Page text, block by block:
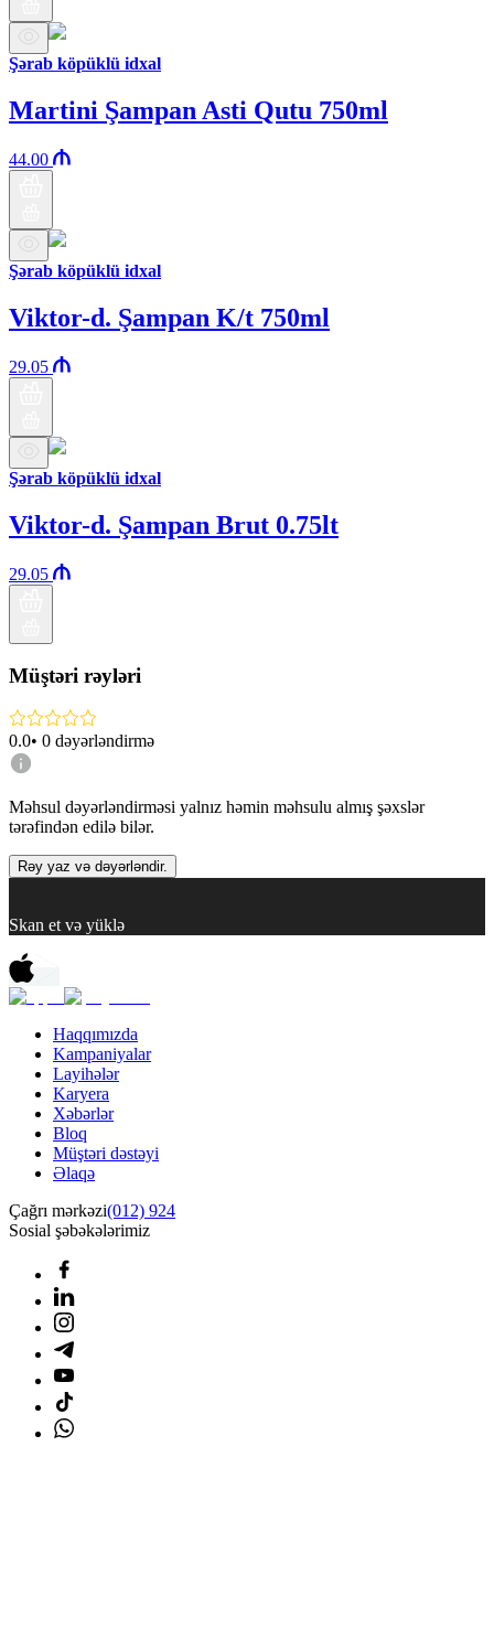
Şərab köpüklü idxal
Martini Şampan Asti Qutu 750ml
44.00
Şərab köpüklü idxal
Viktor-d. Şampan K/t 750ml
29.05
Şərab köpüklü idxal
Viktor-d. Şampan Brut 0.75lt
29.05
Müştəri rəyləri
0.0• 0 dəyərləndirmə
Məhsul dəyərləndirməsi yalnız həmin məhsulu almış şəxslər
tərəfindən edilə bilər.
Rəy yaz və dəyərləndir.
Skan et və yüklə
Haqqımızda
Kampaniyalar
Layihələr
Karyera
Xəbərlər
Bloq
Müştəri dəstəyi
Əlaqə
Çağrı mərkəzi(012) 924
Sosial şəbəkələrimiz